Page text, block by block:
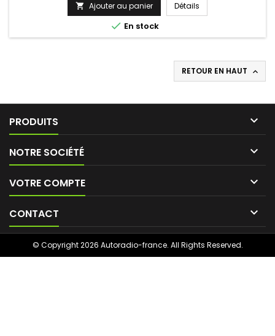
 Ajouter au panier Détails
 En stock
RETOUR EN HAUT 
PRODUITS 
NOTRE SOCIÉTÉ 
VOTRE COMPTE 
CONTACT 
© Copyright 2026 Autoradio-france. All Rights Reserved.